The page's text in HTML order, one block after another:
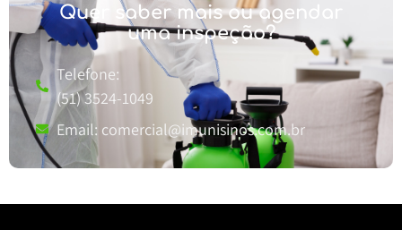
Quer saber mais ou agendar
uma inspeção?
Telefone:
(51) 3524-1049
Email: comercial@imunisinos.com.br